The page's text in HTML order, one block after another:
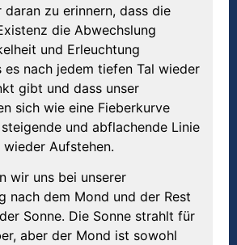
zu erinnern, dass die
die Abwechslung
und Erleuchtung
es nach jedem tiefen Tal wieder
gibt und dass unser
sich wie eine Fieberkurve
und abflachende Linie
Aufstehen.
wir uns bei unserer
nach dem Mond und der Rest
Sonne. Die Sonne strahlt für
aber der Mond ist sowohl